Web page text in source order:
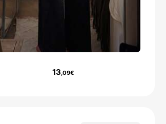
13 ,09€